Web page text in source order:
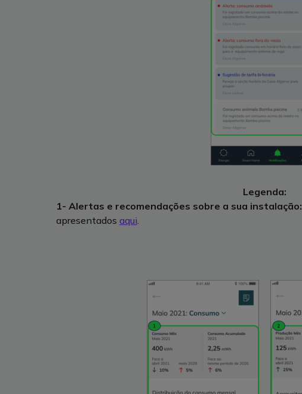
Legenda:
1- Alertas e recomendações sobre a sua instalação:
apresentados aqui.